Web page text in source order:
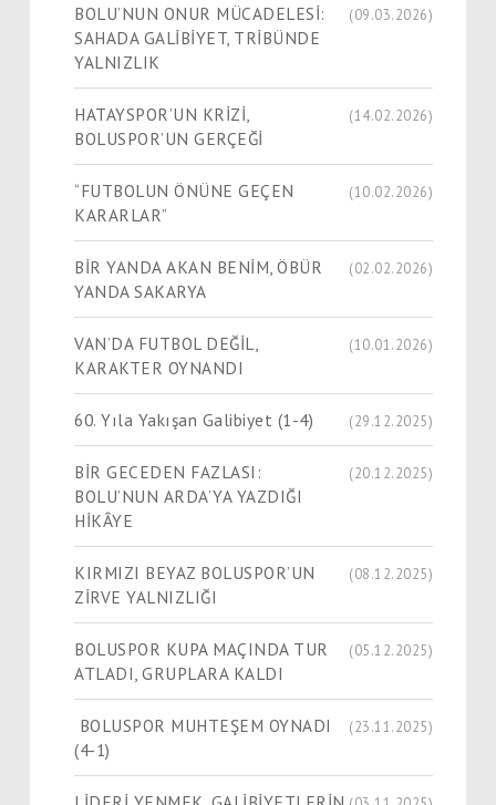
BOLU’NUN ONUR MÜCADELESİ:
SAHADA GALİBİYET, TRİBÜNDE
YALNIZLIK
(09.03.2026)
HATAYSPOR’UN KRİZİ,
BOLUSPOR’UN GERÇEĞİ
(14.02.2026)
“FUTBOLUN ÖNÜNE GEÇEN
KARARLAR”
(10.02.2026)
BİR YANDA AKAN BENİM, ÖBÜR
YANDA SAKARYA
(02.02.2026)
VAN’DA FUTBOL DEĞİL,
KARAKTER OYNANDI
(10.01.2026)
60. Yıla Yakışan Galibiyet (1-4) (29.12.2025)
BİR GECEDEN FAZLASI:
BOLU’NUN ARDA’YA YAZDIĞI
HİKÂYE
(20.12.2025)
KIRMIZI BEYAZ BOLUSPOR’UN
ZİRVE YALNIZLIĞI
(08.12.2025)
BOLUSPOR KUPA MAÇINDA TUR
ATLADI, GRUPLARA KALDI
(05.12.2025)
BOLUSPOR MUHTEŞEM OYNADI
(4-1)
(23.11.2025)